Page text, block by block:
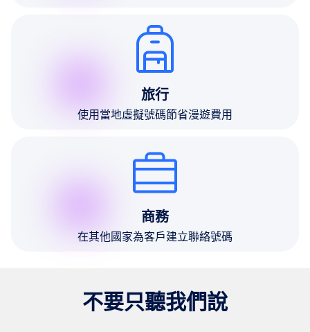
旅行
使用當地虛擬號碼節省漫遊費用
商務
在其他國家為客戶建立聯絡號碼
不要只聽我們說